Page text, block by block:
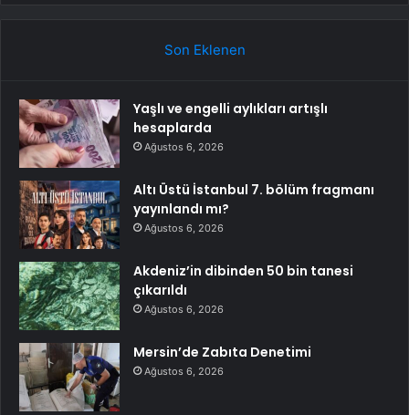
Son Eklenen
Yaşlı ve engelli aylıkları artışlı
hesaplarda
Ağustos 6, 2026
Altı Üstü İstanbul 7. bölüm fragmanı
yayınlandı mı?
Ağustos 6, 2026
Akdeniz’in dibinden 50 bin tanesi
çıkarıldı
Ağustos 6, 2026
Mersin’de Zabıta Denetimi
Ağustos 6, 2026